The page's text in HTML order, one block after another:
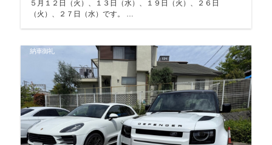
５月１２日（火）、１３日（水）、１９日（火）、２６日
納車御礼